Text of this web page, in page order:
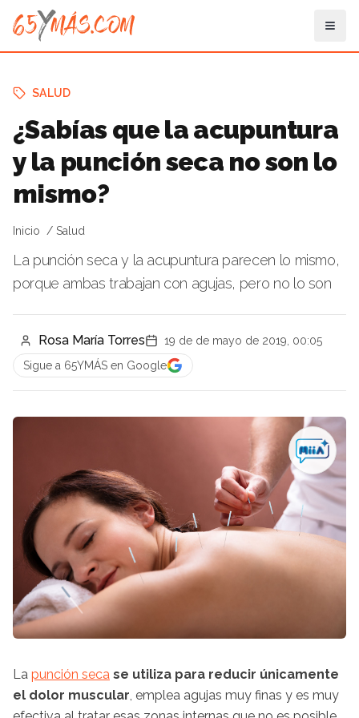
SALUD
¿Sabías que la acupuntura
y la punción seca no son lo
mismo?
Inicio Salud
La punción seca y la acupuntura parecen lo mismo,
porque ambas trabajan con agujas, pero no lo son
Rosa María Torres
19 de de mayo de 2019, 00:05
Sigue a 65YMÁS en Google
La punción seca se utiliza para reducir únicamente
el dolor muscular, emplea agujas muy finas y es muy